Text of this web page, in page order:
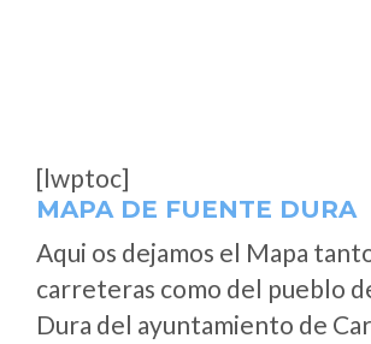
[lwptoc]
MAPA DE FUENTE DURA
Aqui os dejamos el Mapa
carreteras como del pueblo
Dura del ayuntamiento de